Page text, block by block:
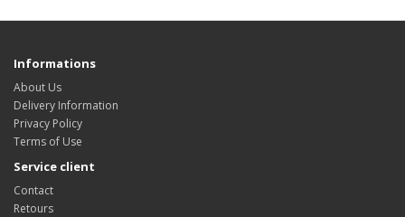
Informations
About Us
Delivery Information
Privacy Policy
Terms of Use
Service client
Contact
Retours